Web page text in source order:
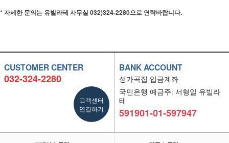
* 자세한 문의는 유빌라테 사무실 032)324-2280으로 연락바랍니다.
CUSTOMER CENTER
032-324-2280
고객센터
연결하기
BANK ACCOUNT
성가곡집 입금계좌
국민은행 예금주: 서형일 유빌라
테
591901-01-597947